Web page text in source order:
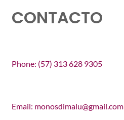
CONTACTO
Phone: (57) 313 628 9305
Email: monosdimalu@gmail.com